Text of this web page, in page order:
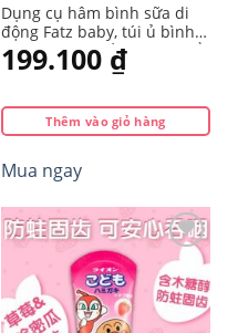
Dụng cụ hâm bình sữa di
động Fatz baby, túi ủ bình
sữa, hâm sữa cầm tay với ổ
cắm USB tiện lợi bảo hành
199.100 ₫
Thêm vào giỏ hàng
Mua ngay